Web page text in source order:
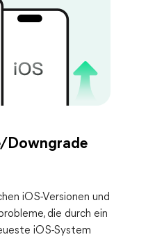
Downgrade
iOS-Versionen und
die durch ein
iOS-System